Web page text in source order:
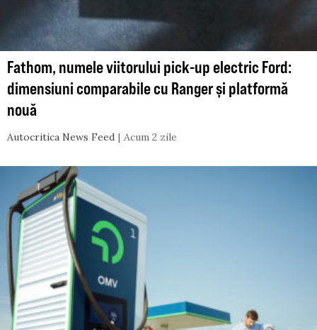
Fathom, numele viitorului pick-up electric Ford:
dimensiuni comparabile cu Ranger și platformă
nouă
Autocritica News Feed Acum 2 zile